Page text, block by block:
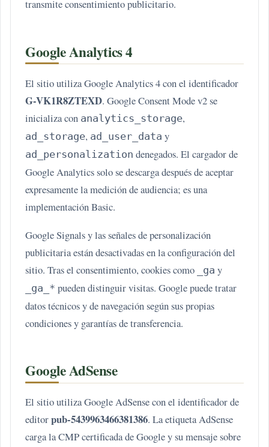
transmite consentimiento publicitario.
Google Analytics 4
El sitio utiliza Google Analytics 4 con el identificador
G-VK1R8ZTEXD. Google Consent Mode v2 se
inicializa con analytics_storage,
ad_storage, ad_user_data y
ad_personalization denegados. El cargador de
Google Analytics solo se descarga después de aceptar
expresamente la medición de audiencia; es una
implementación Basic.
Google Signals y las señales de personalización
publicitaria están desactivadas en la configuración del
sitio. Tras el consentimiento, cookies como
_ga y
_ga_* pueden distinguir visitas. Google puede tratar
datos técnicos y de navegación según sus propias
condiciones y garantías de transferencia.
Google AdSense
El sitio utiliza Google AdSense con el identificador de
editorpub-5439963466381386. La etiqueta AdSense
carga la CMP certificada de Google y su mensaje sobre